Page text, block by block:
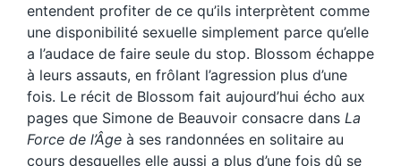
entendent profiter de ce qu’ils interprètent comme
une disponibilité sexuelle simplement parce qu’elle
a l’audace de faire seule du stop. Blossom échappe
à leurs assauts, en frôlant l’agression plus d’une
fois. Le récit de Blossom fait aujourd’hui écho aux
pages que Simone de Beauvoir consacre dans La
Force de l’Âge à ses randonnées en solitaire au
cours desquelles elle aussi a plus d’une fois dû se